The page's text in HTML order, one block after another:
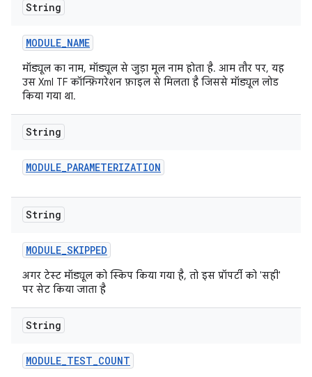
String
MODULE_NAME
मॉड्यूल का नाम, मॉड्यूल से जुड़ा मूल नाम होता है. आम तौर पर, यह
उस Xml TF कॉन्फ़िगरेशन फ़ाइल से मिलता है जिससे मॉड्यूल लोड
किया गया था.
String
MODULE_PARAMETERIZATION
String
MODULE_SKIPPED
अगर टेस्ट मॉड्यूल को स्किप किया गया है, तो इस प्रॉपर्टी को 'सही'
पर सेट किया जाता है
String
MODULE_TEST_COUNT